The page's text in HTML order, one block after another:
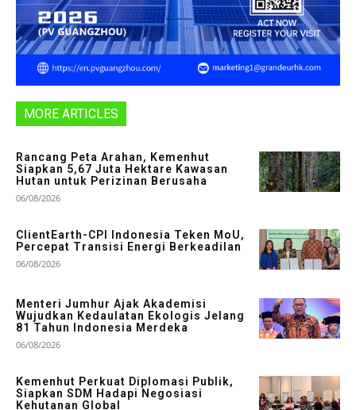
MORE ARTICLES
Rancang Peta Arahan, Kemenhut
Siapkan 5,67 Juta Hektare Kawasan
Hutan untuk Perizinan Berusaha
06/08/2026
ClientEarth-CPI Indonesia Teken MoU,
Percepat Transisi Energi Berkeadilan
06/08/2026
Menteri Jumhur Ajak Akademisi
Wujudkan Kedaulatan Ekologis Jelang
81 Tahun Indonesia Merdeka
06/08/2026
Kemenhut Perkuat Diplomasi Publik,
Siapkan SDM Hadapi Negosiasi
Kehutanan Global